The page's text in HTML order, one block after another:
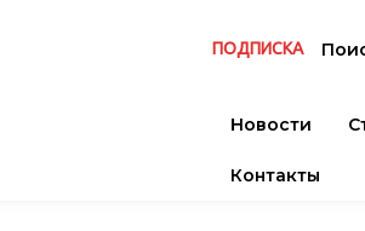
ПОДПИСКА
Новости
Контакты